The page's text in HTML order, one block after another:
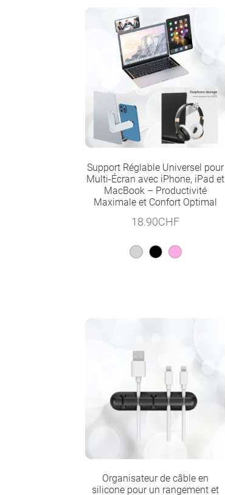
Support Réglable Universel pour
Multi-Écran avec iPhone, iPad et
MacBook – Productivité
Maximale et Confort Optimal
18.90CHF
Organisateur de câble en
silicone pour un rangement et